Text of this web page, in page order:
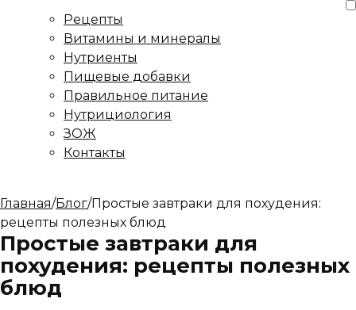
Рецепты
Витамины и минералы
Нутриенты
Пищевые добавки
Правильное питание
Нутрициология
ЗОЖ
Контакты
Главная/Блог/Простые завтраки для похудения:
рецепты полезных блюд
Простые завтраки для
похудения: рецепты полезных
блюд